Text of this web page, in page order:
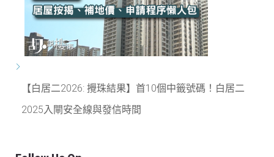
【白居二2026: 攪珠結果】首10個中籤號碼！白居二
2025入閘安全線與發信時間